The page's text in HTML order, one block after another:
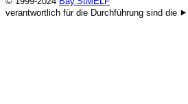
verantwortlich für die Durchführung sind die ⯈